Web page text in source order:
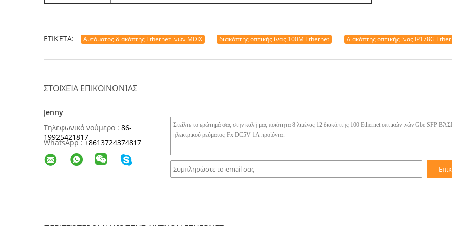
ΕΤΙΚΈΤΑ: Αυτόματος διακόπτης Ethernet ινών MDIX διακόπτης οπτικής ίνας 100M Ethernet Διακόπτης οπτικής ίνας IP178G
ΣΤΟΙΧΕΊΑ ΕΠΙΚΟΙΝΩΝΊΑΣ
Jenny
Τηλεφωνικό νούμερο : 86-
19925421817
WhatsApp : +8613724374817